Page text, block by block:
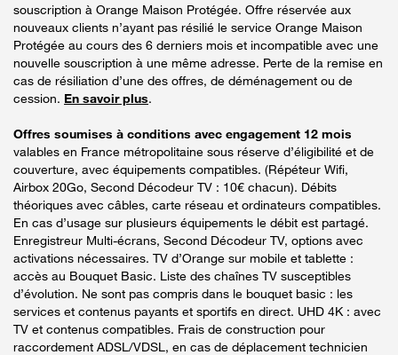
souscription à Orange Maison Protégée. Offre réservée aux
nouveaux clients n’ayant pas résilié le service Orange Maison
Protégée au cours des 6 derniers mois et incompatible avec une
nouvelle souscription à une même adresse. Perte de la remise en
cas de résiliation d’une des offres, de déménagement ou de
cession. En savoir plus.
Offres soumises à conditions avec engagement 12 mois
valables en France métropolitaine sous réserve d’éligibilité et de
couverture, avec équipements compatibles. (Répéteur Wifi,
Airbox 20Go, Second Décodeur TV : 10€ chacun). Débits
théoriques avec câbles, carte réseau et ordinateurs compatibles.
En cas d’usage sur plusieurs équipements le débit est partagé.
Enregistreur Multi-écrans, Second Décodeur TV, options avec
activations nécessaires. TV d’Orange sur mobile et tablette :
accès au Bouquet Basic. Liste des chaînes TV susceptibles
d’évolution. Ne sont pas compris dans le bouquet basic : les
services et contenus payants et sportifs en direct. UHD 4K : avec
TV et contenus compatibles. Frais de construction pour
raccordement ADSL/VDSL, en cas de déplacement technicien